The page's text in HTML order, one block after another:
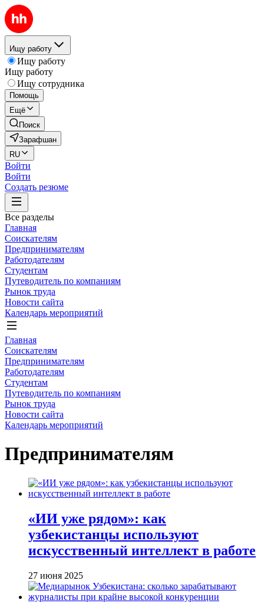
Ищу работу
Ищу работу
Ищу работу
Ищу сотрудника
Помощь
Ещё
Поиск
Зарафшан
RU
Войти
Войти
Создать резюме
Все разделы
Главная
Соискателям
Предпринимателям
Работодателям
Студентам
Путеводитель по компаниям
Рынок труда
Новости сайта
Календарь мероприятий
Главная
Соискателям
Предпринимателям
Работодателям
Студентам
Путеводитель по компаниям
Рынок труда
Новости сайта
Календарь мероприятий
Предпринимателям
«ИИ уже рядом»: как
узбекистанцы используют
искусственный интеллект в работе
27 июня 2025